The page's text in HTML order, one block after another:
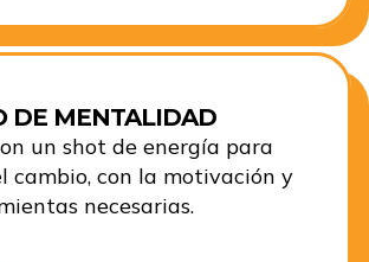
DE MENTALIDAD
un shot de energía para
cambio, con la motivación y
necesarias.